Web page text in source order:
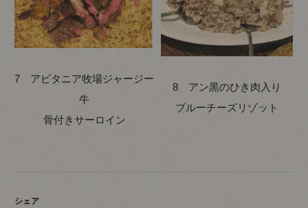
7 アビタニア牧場ジャージー
牛
骨付きサーロイン
8 アン黒のひき肉入り
ブルーチーズリゾット
シェア